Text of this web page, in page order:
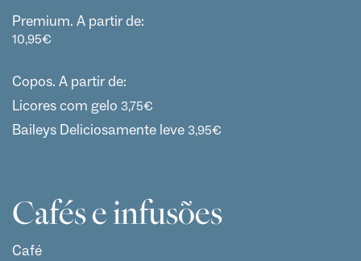
Premium. A partir de:
10,95€
Copos. A partir de:
Licores com gelo 3,75€
Baileys Deliciosamente leve 3,95€
Cafés e infusões
Café